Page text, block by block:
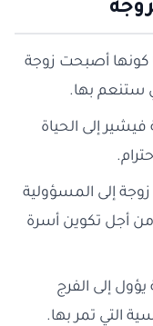
كونها أصبحت زوجة
ستنعم بها.
فيشير إلى الحياة
زوجة إلى المسؤولية
من أجل تكوين أسرة
إلى الفرج
التي تمر بها.